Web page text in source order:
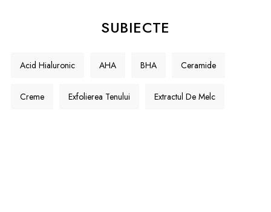
SUBIECTE
Acid Hialuronic AHA BHA Ceramide
Creme Exfolierea Tenului Extractul De Melc